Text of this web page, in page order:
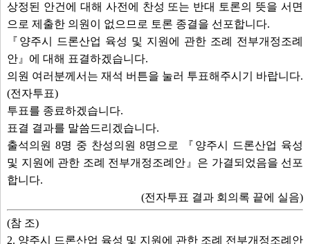
상정된 안건에 대해 사전에 찬성 또는 반대 토론의 뜻을 서면
으로 제출한 의원이 없으므로 토론 종결을 선포합니다.
『양주시 드론산업 육성 및 지원에 관한 조례 전부개정조례
안』에 대해 표결하겠습니다.
의원 여러분께서는 재석 버튼을 눌러 투표해주시기 바랍니다.
(전자투표)
투표를 종료하겠습니다.
표결 결과를 말씀드리겠습니다.
출석의원 8명 중 찬성의원 8명으로 『양주시 드론산업 육성
및 지원에 관한 조례 전부개정조례안』은 가결되었음을 선포
합니다.
(전자투표 결과 회의록 끝에 실음)
(참 조)
2. 양주시 드론산업 육성 및 지원에 관한 조례 전부개정조례안